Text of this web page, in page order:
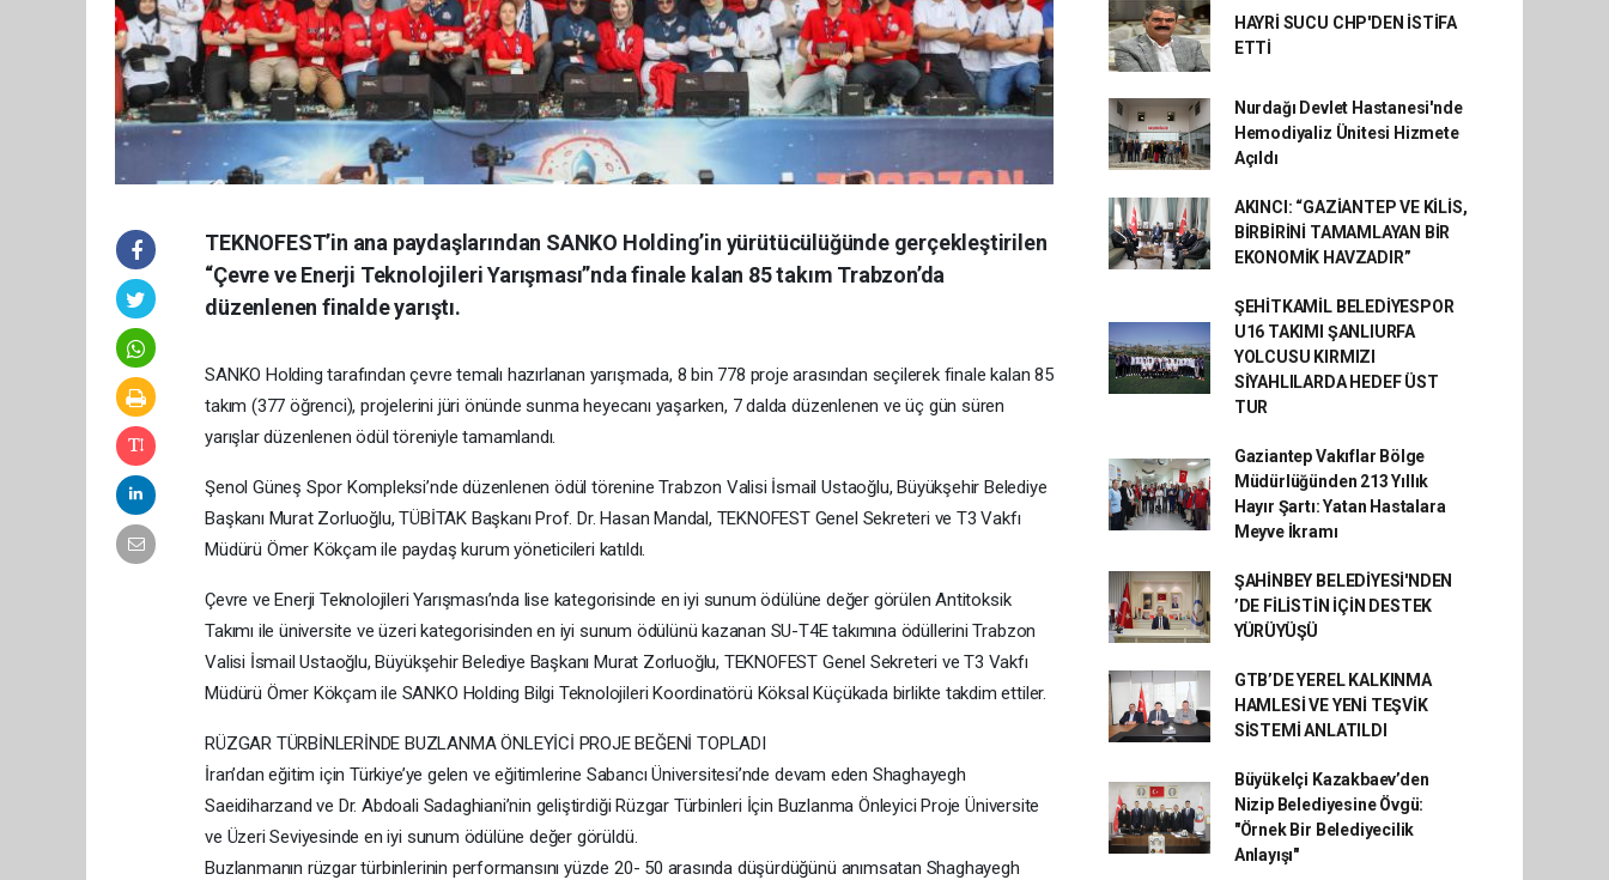
TEKNOFEST’in ana paydaşlarından SANKO Holding’in yürütücülüğünde gerçekleştirilen
“Çevre ve Enerji Teknolojileri Yarışması”nda finale kalan 85 takım Trabzon’da
düzenlenen finalde yarıştı.
SANKO Holding tarafından çevre temalı hazırlanan yarışmada, 8 bin 778 proje arasından seçilerek finale kalan 85
takım (377 öğrenci), projelerini jüri önünde sunma heyecanı yaşarken, 7 dalda düzenlenen ve üç gün süren
yarışlar düzenlenen ödül töreniyle tamamlandı.
Şenol Güneş Spor Kompleksi’nde düzenlenen ödül törenine Trabzon Valisi İsmail Ustaoğlu, Büyükşehir Belediye
Başkanı Murat Zorluoğlu, TÜBİTAK Başkanı Prof. Dr. Hasan Mandal, TEKNOFEST Genel Sekreteri ve T3 Vakfı
Müdürü Ömer Kökçam ile paydaş kurum yöneticileri katıldı.
Çevre ve Enerji Teknolojileri Yarışması’nda lise kategorisinde en iyi sunum ödülüne değer görülen Antitoksik
Takımı ile üniversite ve üzeri kategorisinden en iyi sunum ödülünü kazanan SU-T4E takımına ödüllerini Trabzon
Valisi İsmail Ustaoğlu, Büyükşehir Belediye Başkanı Murat Zorluoğlu, TEKNOFEST Genel Sekreteri ve T3 Vakfı
Müdürü Ömer Kökçam ile SANKO Holding Bilgi Teknolojileri Koordinatörü Köksal Küçükada birlikte takdim ettiler.
RÜZGAR TÜRBİNLERİNDE BUZLANMA ÖNLEYİCİ PROJE BEĞENİ TOPLADI
İran’dan eğitim için Türkiye’ye gelen ve eğitimlerine Sabancı Üniversitesi’nde devam eden Shaghayegh
Saeidiharzand ve Dr. Abdoali Sadaghiani’nin geliştirdiği Rüzgar Türbinleri İçin Buzlanma Önleyici Proje Üniversite
ve Üzeri Seviyesinde en iyi sunum ödülüne değer görüldü.
Buzlanmanın rüzgar türbinlerinin performansını yüzde 20- 50 arasında düşürdüğünü anımsatan Shaghayegh
HAYRİ SUCU CHP'DEN İSTİFA
ETTİ
Nurdağı Devlet Hastanesi'nde
Hemodiyaliz Ünitesi Hizmete
Açıldı
AKINCI: “GAZİANTEP VE KİLİS,
BİRBİRİNİ TAMAMLAYAN BİR
EKONOMİK HAVZADIR”
ŞEHİTKAMİL BELEDİYESPOR
U16 TAKIMI ŞANLIURFA
YOLCUSU KIRMIZI
SİYAHLILARDA HEDEF ÜST
TUR
Gaziantep Vakıflar Bölge
Müdürlüğünden 213 Yıllık
Hayır Şartı: Yatan Hastalara
Meyve İkramı
ŞAHİNBEY BELEDİYESİ'NDEN
’DE FİLİSTİN İÇİN DESTEK
YÜRÜYÜŞÜ
GTB’DE YEREL KALKINMA
HAMLESİ VE YENİ TEŞVİK
SİSTEMİ ANLATILDI
Büyükelçi Kazakbaev’den
Nizip Belediyesine Övgü:
"Örnek Bir Belediyecilik
Anlayışı"